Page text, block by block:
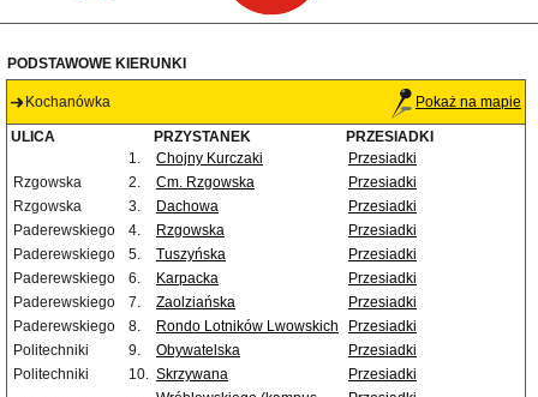
PODSTAWOWE KIERUNKI
Kochanówka Pokaż na mapie
ULICA PRZYSTANEK
PRZESIADKI
1.
Chojny Kurczaki
Przesiadki
Rzgowska
2. Cm. Rzgowska
Przesiadki
Rzgowska
3. Dachowa
Przesiadki
Paderewskiego
4. Rzgowska
Przesiadki
Paderewskiego
5. Tuszyńska
Przesiadki
Paderewskiego
6. Karpacka
Przesiadki
Paderewskiego
7. Zaolziańska
Przesiadki
Paderewskiego
8. Rondo Lotników Lwowskich
Przesiadki
Politechniki
9. Obywatelska
Przesiadki
Politechniki
10. Skrzywana
Przesiadki